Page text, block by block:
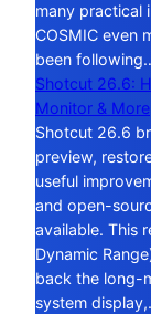
many practical
COSMIC even
been
Shotcut 26.6:
Monitor & More
Shotcut 26.6
preview,
useful
and open-
available. This
Dynamic
back the long-
system